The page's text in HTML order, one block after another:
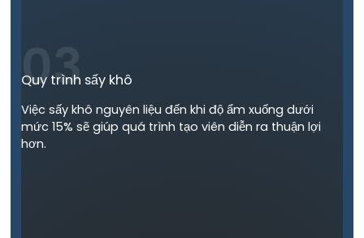
03
Quy trình sấy khô
Việc sấy khô nguyên liệu đến khi độ ẩm xuống dưới
mức 15% sẽ giúp quá trình tạo viên diễn ra thuận lợi
hơn.